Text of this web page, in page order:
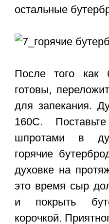
остальные
После того как
готовы,
для запекания.
160С.
шпротами в
горячие
духовке на
это время сыр
и покрыть
корочкой.